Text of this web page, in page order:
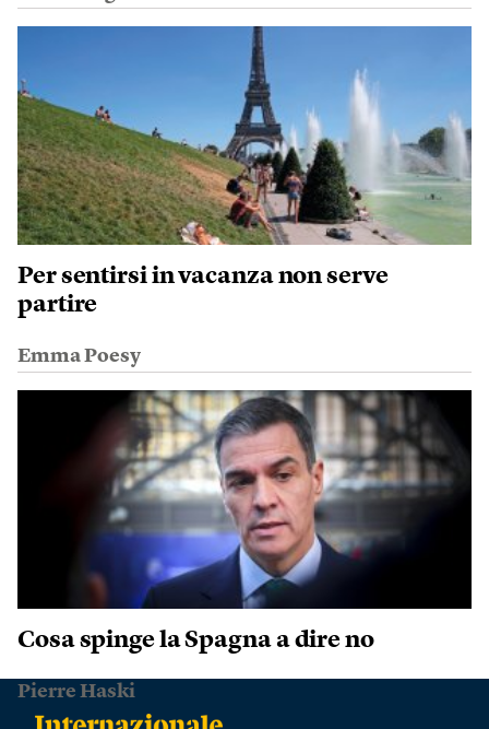
Per sentirsi in vacanza non serve
partire
Emma Poesy
Cosa spinge la Spagna a dire no
Pierre Haski